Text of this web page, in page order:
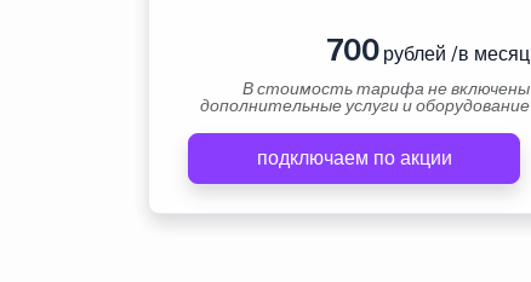
700рублей /в месяц
В стоимость тарифа не включены
дополнительные услуги и оборудование
подключаем по акции